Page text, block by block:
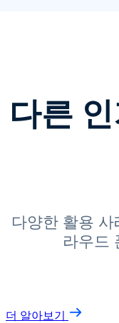
다른
다양한 활용
라우드
더 알아보기